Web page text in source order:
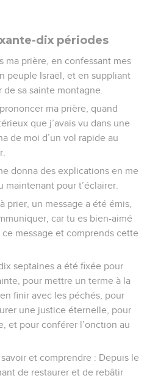
dix périodes
ma prière, en confessant mes
peuple Israël, et en suppliant
sa sainte montagne.
ma prière, quand
que j’avais vu dans une
de moi d’un vol rapide au
donna des explications en me
pour t’éclairer.
prier, un message a été émis,
car tu es bien-aimé
message et comprends cette
septaines a été fixée pour
pour mettre un terme à la
finir avec les péchés, pour
une justice éternelle, pour
et pour conférer l’onction au
et comprendre : Depuis le
de restaurer et de rebâtir